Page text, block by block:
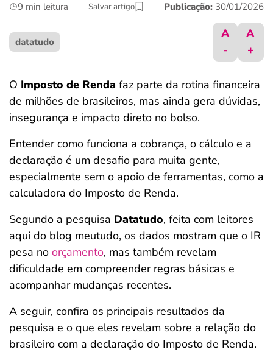
benefícios
crédito fácil
ferramentas
9 min leitura Salvar artigo Publicação: 30/01/2026
datatudo
A
-
A
+
O Imposto de Renda faz parte da rotina financeira
de milhões de brasileiros, mas ainda gera dúvidas,
insegurança e impacto direto no bolso.
Entender como funciona a cobrança, o cálculo e a
declaração é um desafio para muita gente,
especialmente sem o apoio de ferramentas, como a
calculadora do Imposto de Renda.
Segundo a pesquisa Datatudo, feita com leitores
aqui do blog meutudo, os dados mostram que o IR
pesa no orçamento, mas também revelam
dificuldade em compreender regras básicas e
acompanhar mudanças recentes.
A seguir, confira os principais resultados da
pesquisa e o que eles revelam sobre a relação do
brasileiro com a declaração do Imposto de Renda.